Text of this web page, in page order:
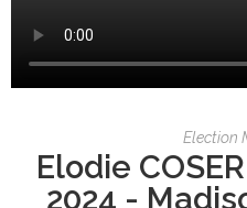
Election
Elodie
2024 -